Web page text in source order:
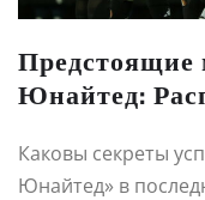
Юнайтед:
Каковы секреты
Юнайтед» в